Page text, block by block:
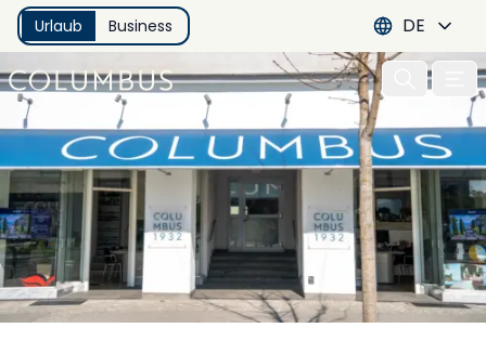
Urlaub Business DE